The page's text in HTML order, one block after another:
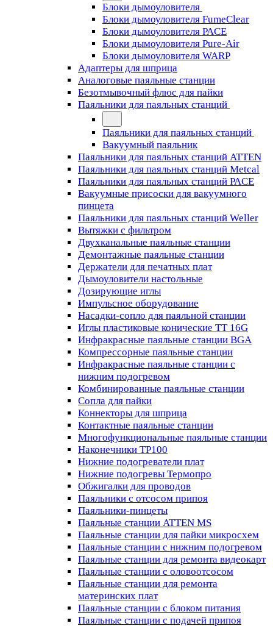
Блоки дымоуловителя
Блоки дымоуловителя FumeClear
Блоки дымоуловителя PACE
Блоки дымоуловителя Pure-Air
Блоки дымоуловителя WARP
Адаптеры для шприца
Аналоговые паяльные станции
Безотмывочный флюс для пайки
Паяльники для паяльных станций
Паяльники для паяльных станций
Вакуумный паяльник
Паяльники для паяльных станций ATTEN
Паяльники для паяльных станций Metcal
Паяльники для паяльных станций PACE
Вакуумные присоски для вакуумного
пинцета
Паяльники для паяльных станций Weller
Вытяжки с фильтром
Двухканальные паяльные станции
Демонтажные паяльные станции
Держатели для печатных плат
Дымоуловители настольные
Дозирующие иглы
Импульсное оборудование
Насадки-сопло для паяльной станции
Иглы пластиковые конические TT 16G
Инфракрасные паяльные станции BGA
Компрессорные паяльные станции
Инфракрасные паяльные станции с
нижним подогревом
Комбинированные паяльные станции
Сопла для пайки
Коннекторы для шприца
Контактные паяльные станции
Многофункциональные паяльные станции
Наконечники TP100
Нижние подогреватели плат
Нижние подогревы Термопро
Обжигалки для проводов
Паяльники с отсосом припоя
Паяльники-пинцеты
Паяльные станции ATTEN MS
Паяльные станции для пайки микросхем
Паяльные станции с нижним подогревом
Паяльные станции для ремонта видеокарт
Паяльные станции с оловоотсосом
Паяльные станции для ремонта
материнских плат
Паяльные станции с блоком питания
Паяльные станции с подачей припоя